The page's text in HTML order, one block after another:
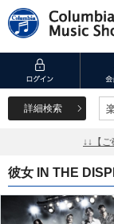
詳細検索
↓↓【
彼女 IN THE